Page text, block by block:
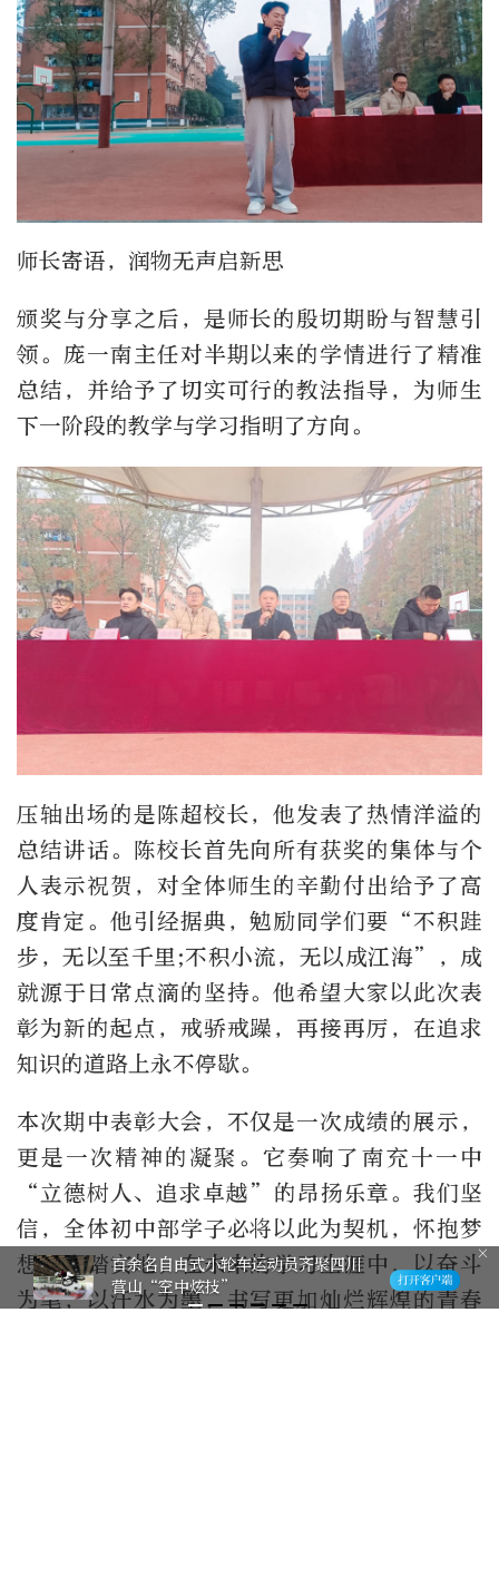
师长寄语，润物无声启新思
颁奖与分享之后，是师长的殷切期盼与智慧引
领。庞一南主任对半期以来的学情进行了精准
总结，并给予了切实可行的教法指导，为师生
下一阶段的教学与学习指明了方向。
压轴出场的是陈超校长，他发表了热情洋溢的
总结讲话。陈校长首先向所有获奖的集体与个
人表示祝贺，对全体师生的辛勤付出给予了高
度肯定。他引经据典，勉励同学们要“不积跬
步，无以至千里;不积小流，无以成江海”，成
就源于日常点滴的坚持。他希望大家以此次表
彰为新的起点，戒骄戒躁，再接再厉，在追求
知识的道路上永不停歇。
本次期中表彰大会，不仅是一次成绩的展示，
更是一次精神的凝聚。它奏响了南充十一中
“立德树人、追求卓越”的昂扬乐章。我们坚
信，全体初中部学子必将以此为契机，怀抱梦
想，脚踏实地，在未来的学习生涯中，以奋斗
为笔，以汗水为墨，书写更加灿烂辉煌的青春
百余名自由式小轮车运动员齐聚四川
营山“空中炫技”